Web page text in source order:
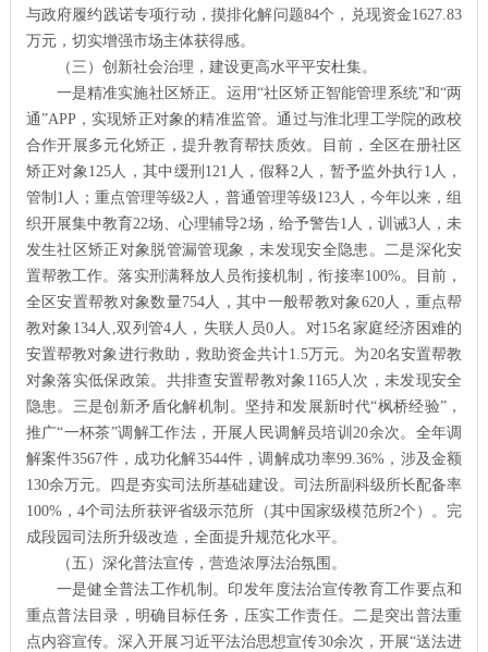
与政府履约践诺专项行动，摸排化解问题84个，兑现资金1627.83
万元，切实增强市场主体获得感。
（三）创新社会治理，建设更高水平平安杜集。
一是精准实施社区矫正。运用“社区矫正智能管理系统”和“两
通”APP，实现矫正对象的精准监管。通过与淮北理工学院的政校
合作开展多元化矫正，提升教育帮扶质效。目前，全区在册社区
矫正对象125人，其中缓刑121人，假释2人，暂予监外执行1人，
管制1人；重点管理等级2人，普通管理等级123人，今年以来，组
织开展集中教育22场、心理辅导2场，给予警告1人，训诫3人，未
发生社区矫正对象脱管漏管现象，未发现安全隐患。二是深化安
置帮教工作。落实刑满释放人员衔接机制，衔接率100%。目前，
全区安置帮教对象数量754人，其中一般帮教对象620人，重点帮
教对象134人,双列管4人，失联人员0人。对15名家庭经济困难的
安置帮教对象进行救助，救助资金共计1.5万元。为20名安置帮教
对象落实低保政策。共排查安置帮教对象1165人次，未发现安全
隐患。三是创新矛盾化解机制。坚持和发展新时代“枫桥经验”，
推广“一杯茶”调解工作法，开展人民调解员培训20余次。全年调
解案件3567件，成功化解3544件，调解成功率99.36%，涉及金额
130余万元。四是夯实司法所基础建设。司法所副科级所长配备率
100%，4个司法所获评省级示范所（其中国家级模范所2个）。完
成段园司法所升级改造，全面提升规范化水平。
（五）深化普法宣传，营造浓厚法治氛围。
一是健全普法工作机制。印发年度法治宣传教育工作要点和
重点普法目录，明确目标任务，压实工作责任。二是突出普法重
点内容宣传。深入开展习近平法治思想宣传30余次，开展“送法进